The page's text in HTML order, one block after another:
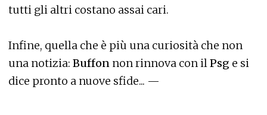
tutti gli altri costano assai cari.
Infine, quella che è più una curiosità che non
una notizia: Buffon non rinnova con ilPsg e si
dice pronto a nuove sfide... —